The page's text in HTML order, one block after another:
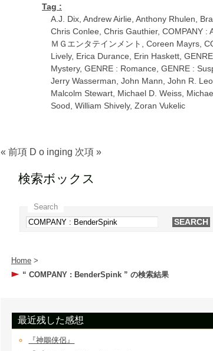
Tag :
A.J. Dix ,Andrew Airlie ,Anthony Rhulen
Chris Conlee ,Chris Gauthier,COMPANY :
ＭＧエンタテインメント
,Coreen Mayrs ,
Lively, Erica Durance Erin Haskett ,
Mystery,GENRE : Romance ,GENRE :
Jerry Wasserman ,John Mann ,John R.
Malcolm Stewart Michael D. Weiss
Sood ,William Shively,Zoran Vukelic
« 前項 D o inging 次項 »
検索ボックス
Search
Home>
“ COMPANY : BenderSpink ” の検索結果
最近残した感想
『神鵰侠侶』